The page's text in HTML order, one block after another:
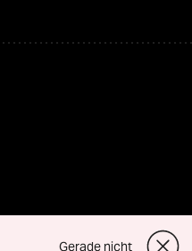
Gerade nicht